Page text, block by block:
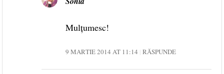
Mulțumesc!
9 MARTIE 2014 AT 11:14 RĂSPUNDE